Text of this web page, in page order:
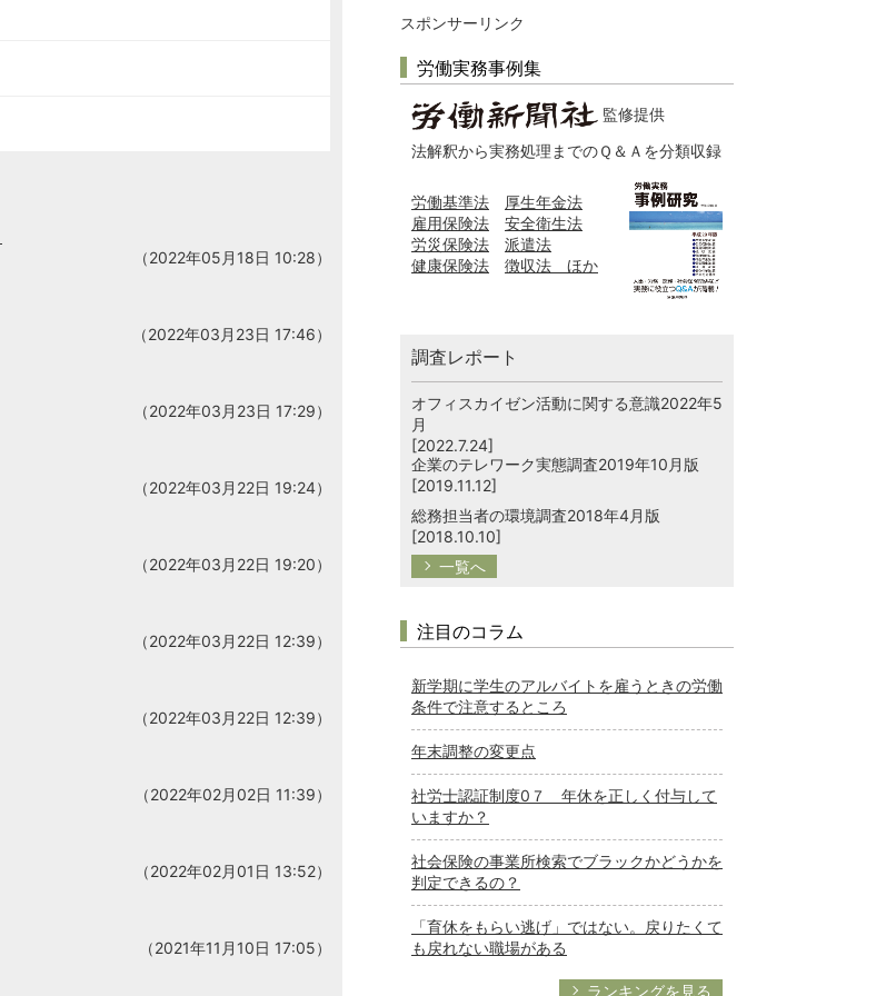
（2022年05月18日 10:28）
（2022年03月23日 17:46）
（2022年03月23日 17:29）
（2022年03月22日 19:24）
（2022年03月22日 19:20）
（2022年03月22日 12:39）
（2022年03月22日 12:39）
（2022年02月02日 11:39）
（2022年02月01日 13:52）
（2021年11月10日 17:05）
スポンサーリンク
労働実務事例集
監修提供
法解釈から実務処理までのＱ＆Ａを分類収録
労働基準法
厚生年金法
雇用保険法
安全衛生法
労災保険法
派遣法
健康保険法
徴収法 ほか
調査レポート
オフィスカイゼン活動に関する意識2022年5
月
[2022.7.24]
企業のテレワーク実態調査2019年10月版
[2019.11.12]
総務担当者の環境調査2018年4月版
[2018.10.10]
一覧へ
注目のコラム
新学期に学生のアルバイトを雇うときの労働
条件で注意するところ
年末調整の変更点
社労士認証制度0７ 年休を正しく付与して
いますか？
社会保険の事業所検索でブラックかどうかを
判定できるの？
「育休をもらい逃げ」ではない。戻りたくて
も戻れない職場がある
ランキングを見る